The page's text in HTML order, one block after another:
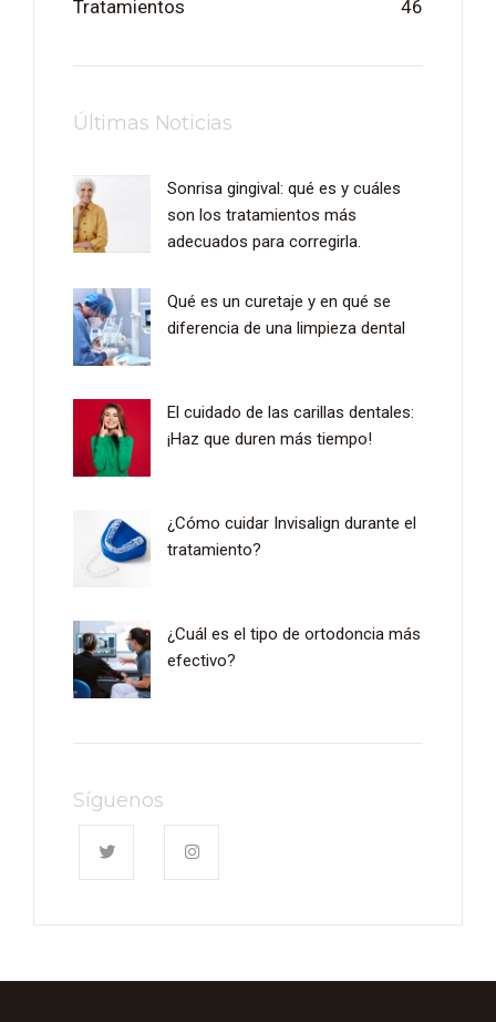
Tratamientos 46
Últimas Noticias
Sonrisa gingival: qué es y cuáles
son los tratamientos más
adecuados para corregirla.
Qué es un curetaje y en qué se
diferencia de una limpieza dental
El cuidado de las carillas dentales:
¡Haz que duren más tiempo!
¿Cómo cuidar Invisalign durante el
tratamiento?
¿Cuál es el tipo de ortodoncia más
efectivo?
Síguenos